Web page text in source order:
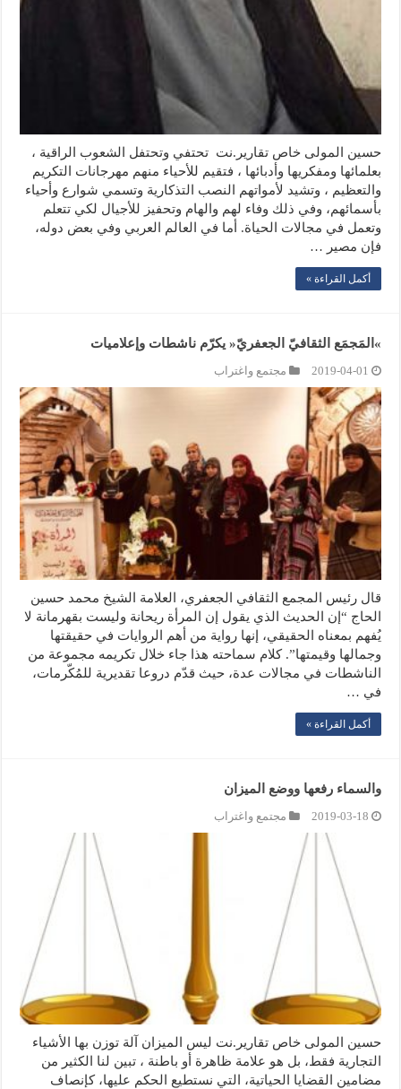
حسين المولى خاص تقارير.نت تحتفي وتحتفل الشعوب الراقية ،
بعلمائها ومفكريها وأدبائها ، فتقيم للأحياء منهم مهرجانات التكريم
والتعظيم ، وتشيد لأمواتهم النصب التذكارية وتسمي شوارع وأحياء
بأسمائهم، وفي ذلك وفاء لهم والهام وتحفيز للأجيال لكي تتعلم
وتعمل في مجالات الحياة. أما في العالم العربي وفي بعض دوله،
فإن مصير …
أكمل القراءة »
»المَجمَع الثقافيّ الجعفريّ« يكرّم ناشطات وإعلاميات
2019-04-01 مجتمع واغتراب
قال رئيس المجمع الثقافي الجعفري، العلامة الشيخ محمد حسين
الحاج “إن الحديث الذي يقول إن المرأة ريحانة وليست بقهرمانة لا
يُفهم بمعناه الحقيقي، إنها رواية من أهم الروايات في حقيقتها
وجمالها وقيمتها”. كلام سماحته هذا جاء خلال تكريمه مجموعة من
الناشطات في مجالات عدة، حيث قدّم دروعا تقديرية للمُكّرمات،
في …
أكمل القراءة »
والسماء رفعها ووضع الميزان
2019-03-18 مجتمع واغتراب
حسين المولى خاص تقارير.نت ليس الميزان آلة توزن بها الأشياء
التجارية فقط، بل هو علامة ظاهرة أو باطنة ، تبين لنا الكثير من
مضامين القضايا الحياتية، التي نستطيع الحكم عليها، كإنصاف